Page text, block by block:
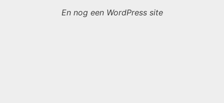
En nog een WordPress site